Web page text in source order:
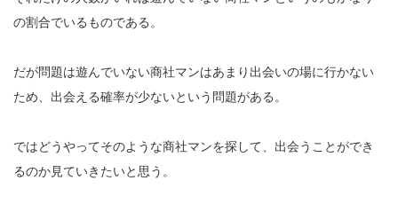
の割合でいるものである。
だが問題は遊んでいない商社マンはあまり出会いの場に行かない
ため、出会える確率が少ないという問題がある。
ではどうやってそのような商社マンを探して、出会うことができ
るのか見ていきたいと思う。